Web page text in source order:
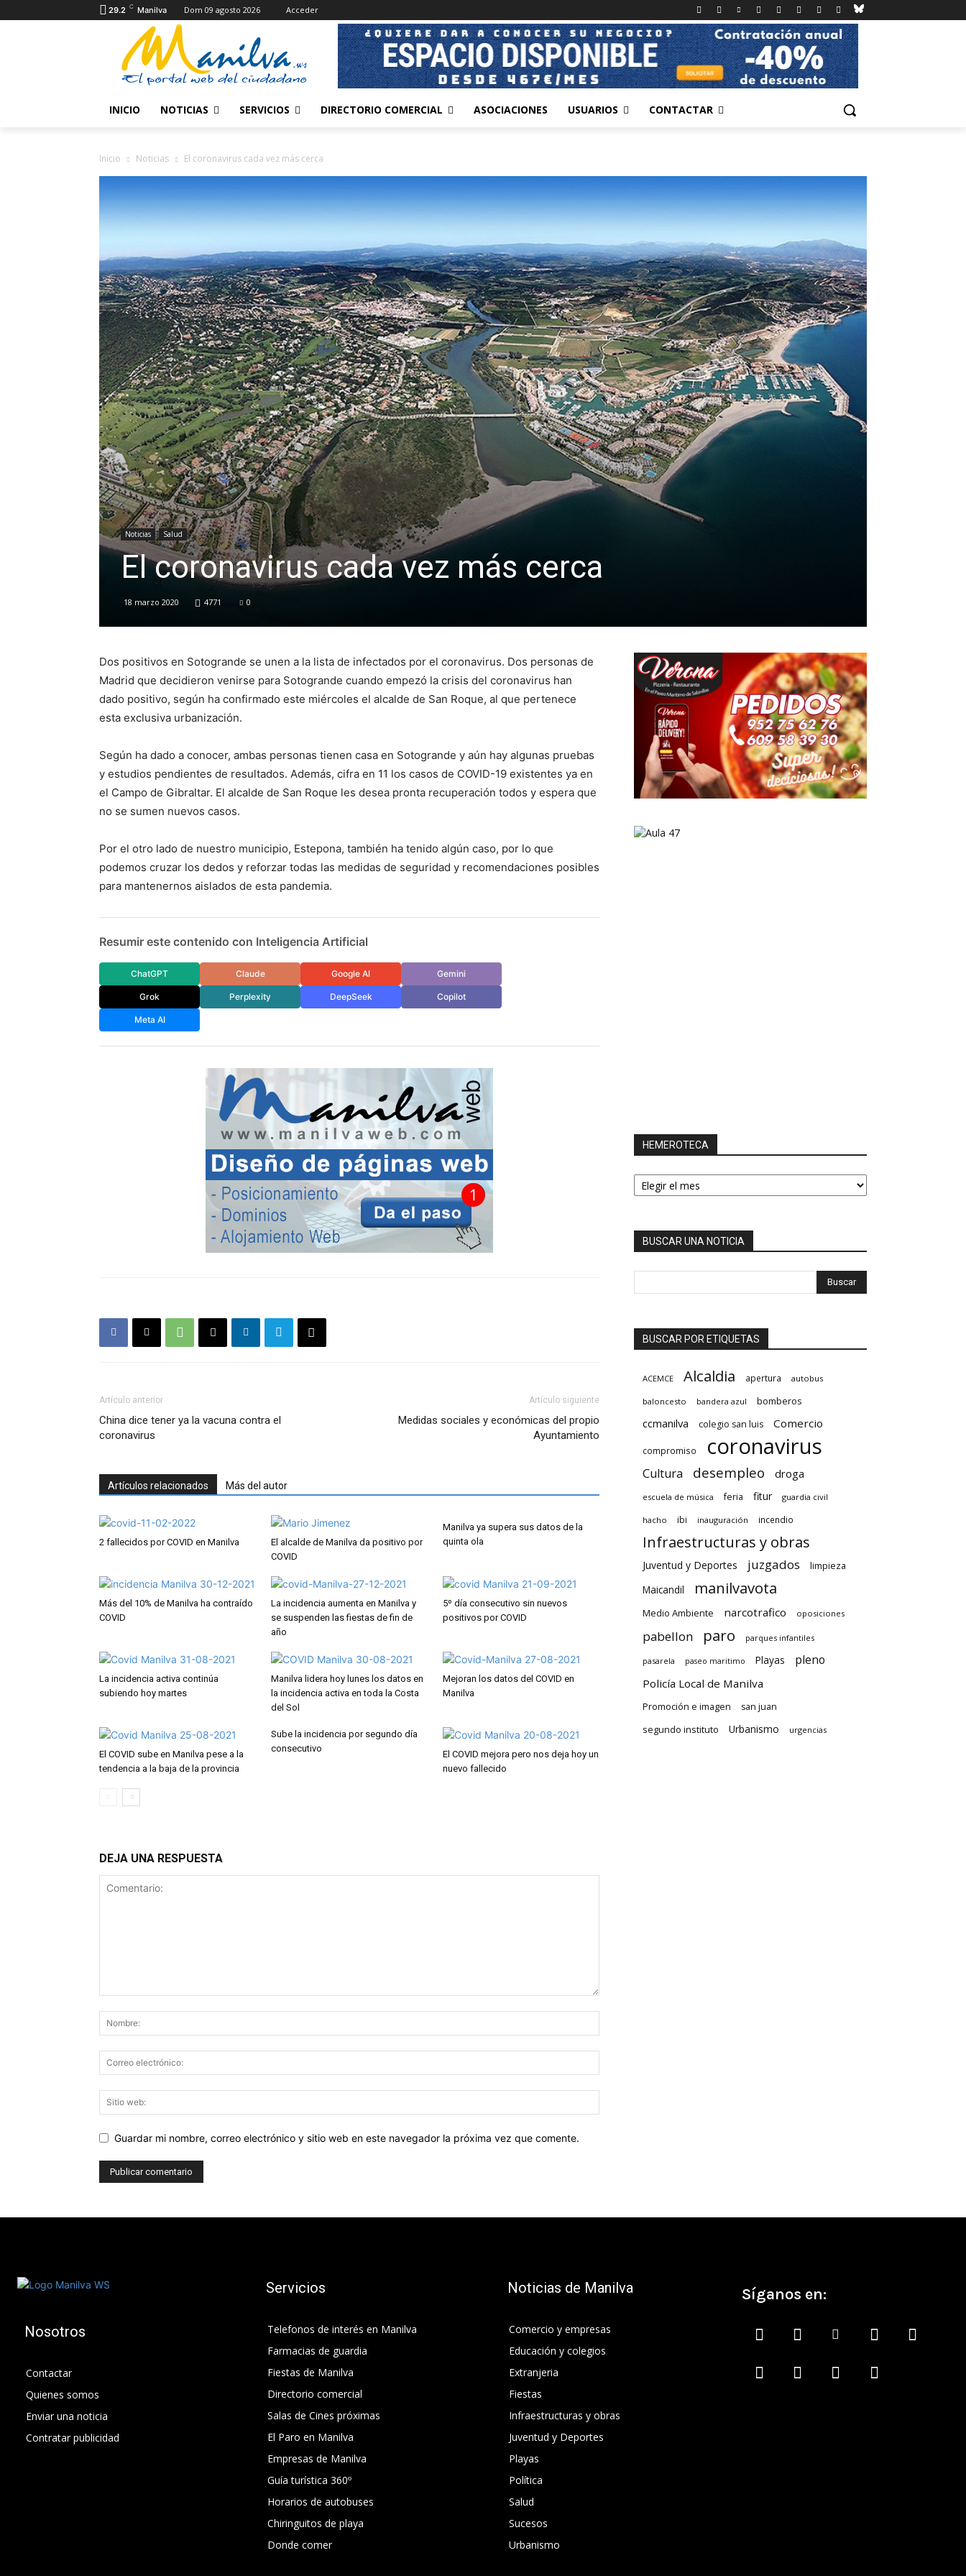
29.2 C Manilva Dom 09 agosto 2026 Acceder
INICIO NOTICIAS SERVICIOS DIRECTORIO COMERCIAL ASOCIACIONES USUARIOS CONTACTAR
Inicio Noticias El coronavirus cada vez más cerca
Noticias Salud
El coronavirus cada vez más cerca
18 marzo 2020 4771 0
Dos positivos en Sotogrande se unen a la lista de infectados por el coronavirus. Dos personas de
Madrid que decidieron venirse para Sotogrande cuando empezó la crisis del coronavirus han
dado positivo, según ha confirmado este miércoles el alcalde de San Roque, al que pertenece
esta exclusiva urbanización.
Según ha dado a conocer, ambas personas tienen casa en Sotogrande y aún hay algunas pruebas
y estudios pendientes de resultados. Además, cifra en 11 los casos de COVID-19 existentes ya en
el Campo de Gibraltar. El alcalde de San Roque les desea pronta recuperación todos y espera que
no se sumen nuevos casos.
Por el otro lado de nuestro municipio, Estepona, también ha tenido algún caso, por lo que
podemos cruzar los dedos y reforzar todas las medidas de seguridad y recomendaciones posibles
para mantenernos aislados de esta pandemia.
Resumir este contenido con Inteligencia Artificial
ChatGPT Claude Google AI Gemini
Grok Perplexity DeepSeek Copilot
Meta AI
Artículo anterior
China dice tener ya la vacuna contra el
coronavirus
Artículo siguiente
Medidas sociales y económicas del propio
Ayuntamiento
Artículos relacionados Más del autor
2 fallecidos por COVID en Manilva
El alcalde de Manilva da positivo por
COVID
Manilva ya supera sus datos de la
quinta ola
Más del 10% de Manilva ha contraído
COVID
La incidencia aumenta en Manilva y
se suspenden las fiestas de fin de
año
5º día consecutivo sin nuevos
positivos por COVID
La incidencia activa continúa
subiendo hoy martes
Manilva lidera hoy lunes los datos en
la incidencia activa en toda la Costa
del Sol
Mejoran los datos del COVID en
Manilva
El COVID sube en Manilva pese a la
tendencia a la baja de la provincia
Sube la incidencia por segundo día
consecutivo
El COVID mejora pero nos deja hoy un
nuevo fallecido
DEJA UNA RESPUESTA
Guardar mi nombre, correo electrónico y sitio web en este navegador la próxima vez que comente.
HEMEROTECA
HEMEROTECA
BUSCAR UNA NOTICIA
BUSCAR POR ETIQUETAS
ACEMCE Alcaldia apertura autobus
baloncesto bandera azul bomberos
ccmanilva colegio san luis Comercio
compromiso coronavirus
Cultura desempleo droga
escuela de música feria fitur guardia civil
hacho ibi inauguración incendio
Infraestructuras y obras
Juventud y Deportes juzgados
limpieza
Maicandil
manilvavota
Medio Ambiente narcotrafico oposiciones
pabellon paro parques infantiles
pasarela paseo maritimo Playas pleno
Policía Local de Manilva
Promoción e imagen san juan
segundo instituto Urbanismo urgencias
Nosotros
Contactar
Quienes somos
Enviar una noticia
Contratar publicidad
Servicios
Telefonos de interés en Manilva
Farmacias de guardia
Fiestas de Manilva
Directorio comercial
Salas de Cines próximas
El Paro en Manilva
Empresas de Manilva
Guía turística 360º
Horarios de autobuses
Chiringuitos de playa
Donde comer
Noticias de Manilva
Comercio y empresas
Educación y colegios
Extranjeria
Fiestas
Infraestructuras y obras
Juventud y Deportes
Playas
Política
Salud
Sucesos
Urbanismo
Síganos en: